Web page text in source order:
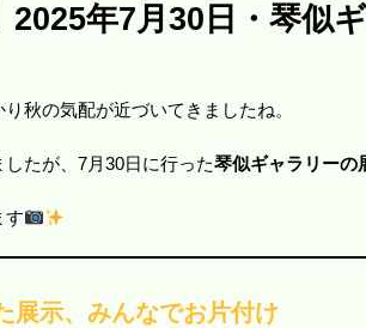
2025年7月30日・琴似
秋の気配が近づいてきましたね。
たが、7月30日に行った琴似ギャラリーの
す
展示、みんなでお片付け